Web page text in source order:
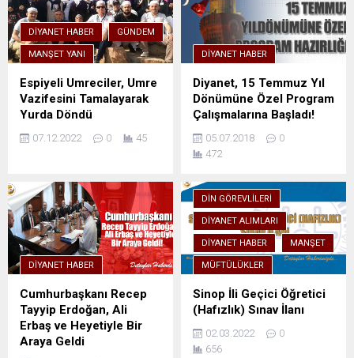
DIYANET HABER GÜNDEM
MANŞET YANI
Espiyeli Umreciler, Umre
Vazifesini Tamalayarak
Yurda Döndü
07.12.2022 0 45
DIYANET HABER
Diyanet, 15 Temmuz Yıl
Dönümüne Özel Program
Çalışmalarına Başladı!
05.07.2018
0
472
DIYANET HABER
Cumhurbaşkanı Recep
Tayyip Erdoğan, Ali
Erbaş ve Heyetiyle Bir
Araya Geldi
DIN GÖREVLILERI
DIYANET ALIMLARI
DIYANET HABER MANŞET
MÜFTÜLÜKLER
Sinop İli Geçici Öğretici
(Hafızlık) Sınav İlanı
02.03.2022
0
656